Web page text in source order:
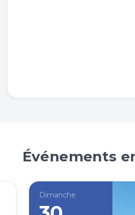
Événements
Dimanche